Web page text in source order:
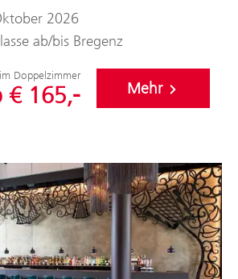
2026
ab/bis Bregenz
Doppelzimmer
€ 165,- Mehr